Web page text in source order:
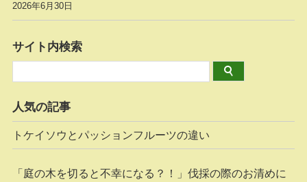
2026年6月30日
サイト内検索
人気の記事
トケイソウとパッションフルーツの違い
「庭の木を切ると不幸になる？！」伐採の際のお清めに